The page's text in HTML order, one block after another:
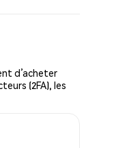
d’acheter
(2FA), les